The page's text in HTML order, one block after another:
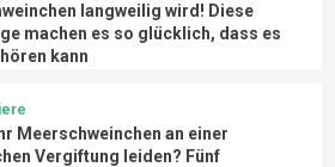
langweilig wird! Diese
machen es so glücklich, dass es
kann
Meerschweinchen an einer
Vergiftung leiden? Fünf